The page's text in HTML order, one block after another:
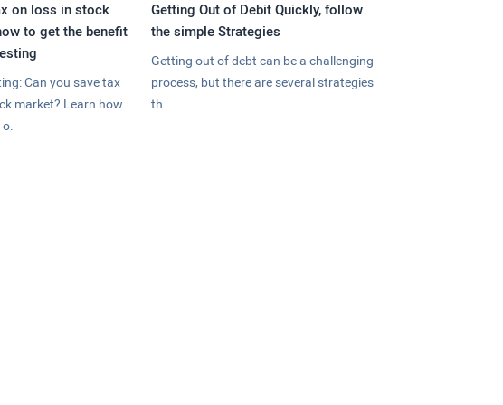
on loss in stock
to get the benefit
Can you save tax
market? Learn how
Getting Out of Debit Quickly, follow
the simple Strategies
Getting out of debt can be a challenging
process, but there are several strategies
th.